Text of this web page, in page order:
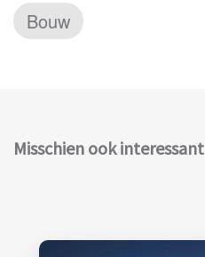
Bouw
Misschien ook interessant